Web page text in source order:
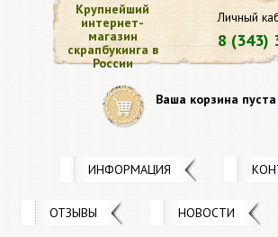
Личный
8 (343)
Крупнейший
интернет-
магазин
скрапбукинга в
России
Ваша корзина пуста
ИНФОРМАЦИЯ
ОТЗЫВЫ НОВОСТИ